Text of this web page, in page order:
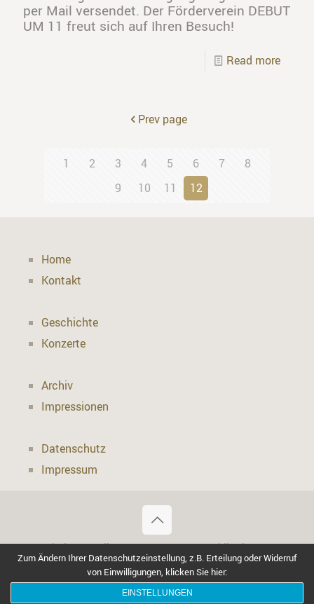
per Mail versendet. Der Förderverein DEBUT
UM 11 freut sich auf Ihren Besuch!
Read more
Prev page
1 2 3 4 5 6 7
8
9
10 11 12
Home
Kontakt
Geschichte
Konzerte
Archiv
Impressionen
Datenschutz
Impressum
Website erstellt von a-mec.com, Recklinghausen
2019
Zum Ändern Ihrer Datenschutzeinstellung, z.B. Erteilung oder Widerruf
von Einwilligungen, klicken Sie hier:
EINSTELLUNGEN